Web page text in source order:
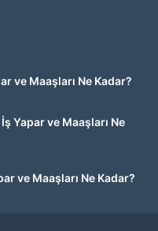
ve Maaşları Ne Kadar?
Yapar ve Maaşları Ne
ve Maaşları Ne Kadar?